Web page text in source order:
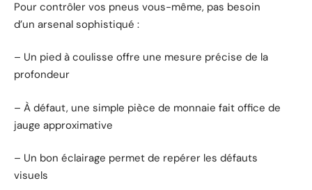
Pour contrôler vos pneus vous-même, pas besoin
d’un arsenal sophistiqué :
– Un pied à coulisse offre une mesure précise de la
profondeur
– À défaut, une simple pièce de monnaie fait office de
jauge approximative
– Un bon éclairage permet de repérer les défauts
visuels